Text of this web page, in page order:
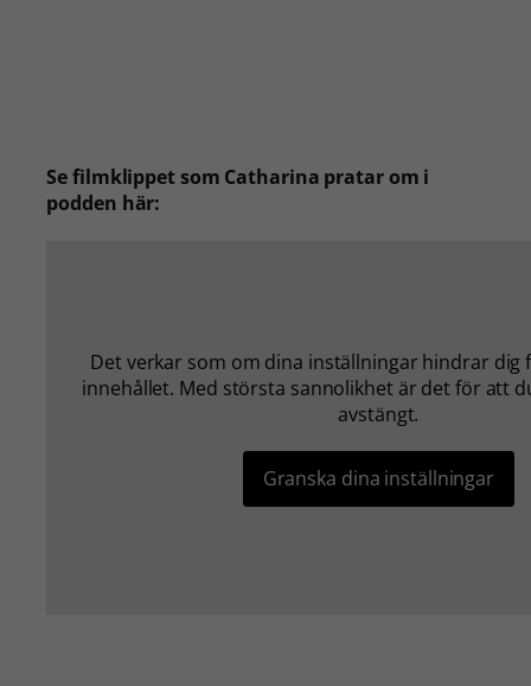
Se filmklippet som Catharina pratar om i
podden här:
Det verkar som om dina inställningar hindrar dig
innehållet. Med största sannolikhet är det för att
avstängt.
Granska dina inställningar